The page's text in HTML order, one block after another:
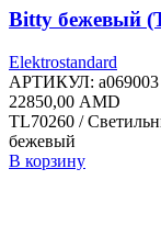
Bitty бежевый
Elektrostandard
АРТИКУЛ: a069003
22850,00 AMD
TL70260 /
бежевый
В корзину